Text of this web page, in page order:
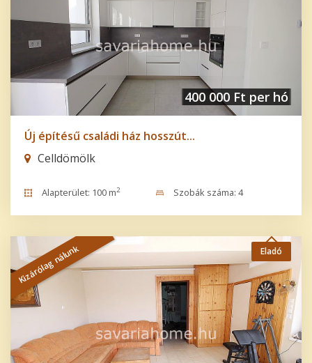
400 000 Ft per hó
Új építésű családi ház hosszút...
Celldömölk
Alapterület: 100 m2 Szobák száma: 4
Kizárólag nálunk Eladó